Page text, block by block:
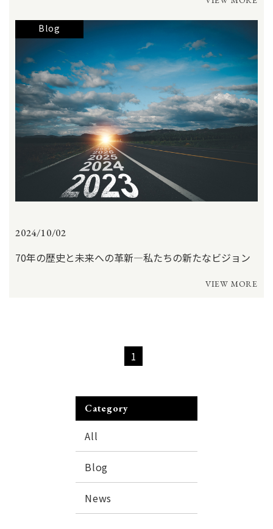
Blog
2024/10/02
70年の歴史と未来への革新—私たちの新たなビジョン
VIEW MORE
1
Category
All
Blog
News